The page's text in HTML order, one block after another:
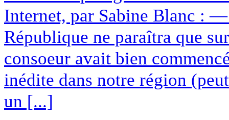
Internet, par Sabine Blanc :
République ne paraîtra que
consoeur avait bien
inédite dans notre région
un [...]